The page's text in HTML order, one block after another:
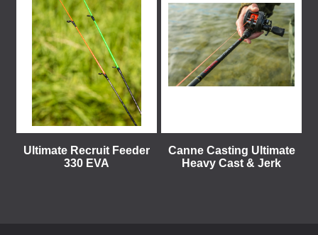
Ultimate Recruit Feeder
330 EVA
Canne Casting Ultimate
Heavy Cast & Jerk